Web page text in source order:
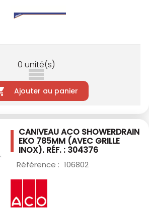
0 unité(s)
Ajouter au panier
CANIVEAU ACO SHOWERDRAIN
EKO 785MM (AVEC GRILLE
INOX). RÉF. : 304376
Référence : 106802